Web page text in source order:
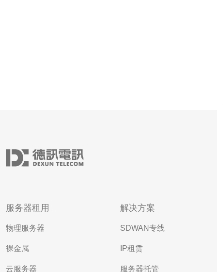
服务器租用
物理服务器
裸金属
云服务器
解决方案
SDWAN专线
IP租赁
服务器托管